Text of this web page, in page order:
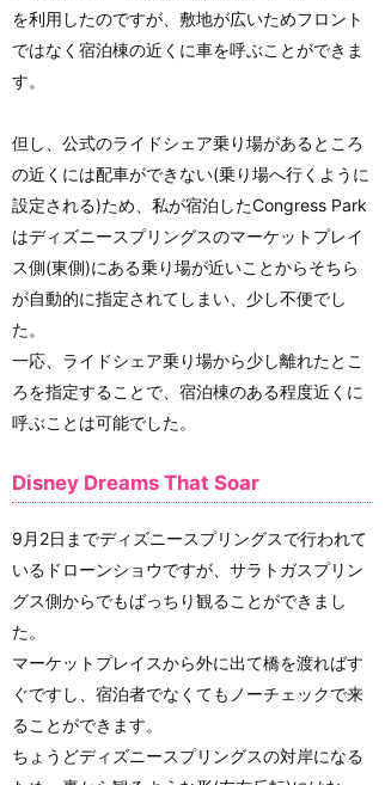
を利用したのですが、敷地が広いためフロント
ではなく宿泊棟の近くに車を呼ぶことができま
す。
但し、公式のライドシェア乗り場があるところ
の近くには配車ができない(乗り場へ行くように
設定される)ため、私が宿泊したCongress Park
はディズニースプリングスのマーケットプレイ
ス側(東側)にある乗り場が近いことからそちら
が自動的に指定されてしまい、少し不便でし
た。
一応、ライドシェア乗り場から少し離れたとこ
ろを指定することで、宿泊棟のある程度近くに
呼ぶことは可能でした。
Disney Dreams That Soar
9月2日までディズニースプリングスで行われて
いるドローンショウですが、サラトガスプリン
グス側からでもばっちり観ることができまし
た。
マーケットプレイスから外に出て橋を渡ればす
ぐですし、宿泊者でなくてもノーチェックで来
ることができます。
ちょうどディズニースプリングスの対岸になる